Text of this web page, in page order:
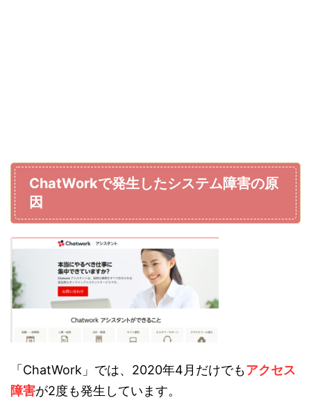
ChatWorkで発生したシステム障害の原
因
「ChatWork」では、2020年4月だけでもアクセス
障害が2度も発生しています。